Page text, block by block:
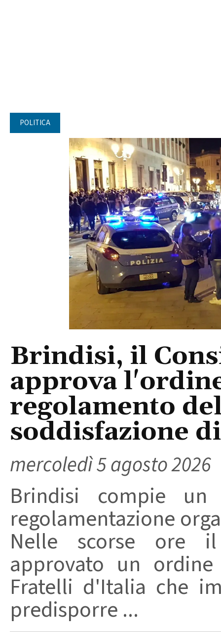
POLITICA
Brindisi, il
approva
regolamento
soddisfazione
mercoledì 5 agosto 2026
Brindisi compie
regolamentazione
Nelle scorse ore
approvato un
Fratelli d'Italia che
predisporre ...